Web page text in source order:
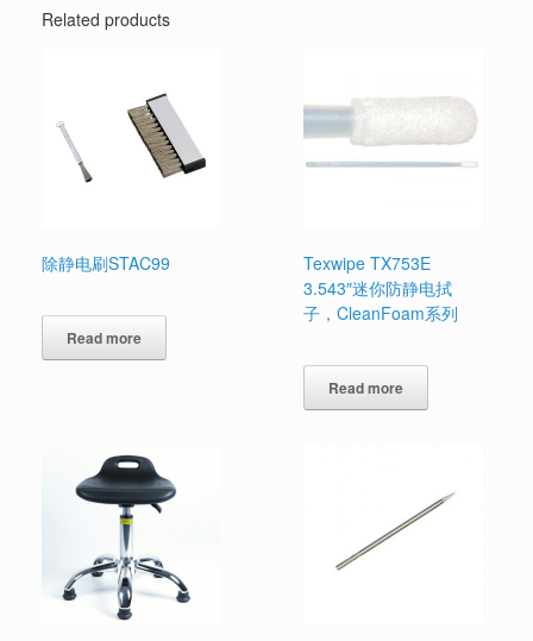
Related products
除静电刷STAC99
Read more
Texwipe TX753E
3.543″迷你防静电拭
子，CleanFoam系列
Read more